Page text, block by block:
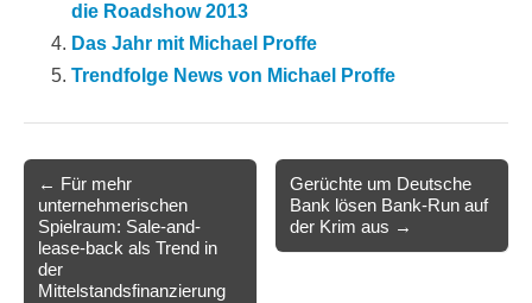
die Roadshow 2013
Das Jahr mit Michael Proffe
Trendfolge News von Michael Proffe
navigation
← Für mehr
unternehmerischen
Spielraum: Sale-and-
lease-back als Trend in
der
Mittelstandsfinanzierung
Gerüchte um Deutsche
Bank lösen Bank-Run auf
der Krim aus →